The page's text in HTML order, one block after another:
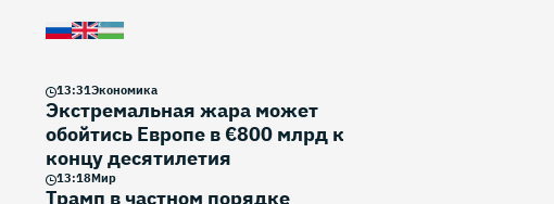
13:31Экономика
Экстремальная жара может
обойтись Европе в €800 млрд к
концу десятилетия
13:18Мир
Трамп в частном порядке